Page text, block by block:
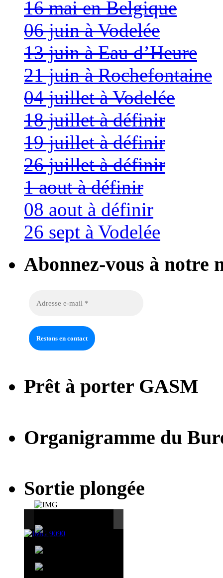
16 mai en Belgique
06 juin à Vodelée
13 juin à Eau d’Heure
21 juin à Rochefontaine
04 juillet à Vodelée
18 juillet à définir
19 juillet à définir
26 juillet à définir
1 aout à définir
08 aout à définir
26 sept à Vodelée
Abonnez-vous à notre
Prêt à porter GASM
Organigramme du
Sortie plongée